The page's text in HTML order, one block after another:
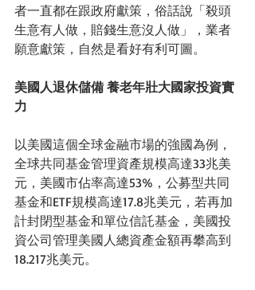
者一直都在跟政府獻策，俗話說「殺頭
生意有人做，賠錢生意沒人做」，業者
願意獻策，自然是看好有利可圖。
美國人退休儲備 養老年壯大國家投資實
力
以美國這個全球金融市場的強國為例，
全球共同基金管理資產規模高達33兆美
元，美國市佔率高達53%，公募型共同
基金和ETF規模高達17.8兆美元，若再加
計封閉型基金和單位信託基金，美國投
資公司管理美國人總資產金額再攀高到
18.217兆美元。